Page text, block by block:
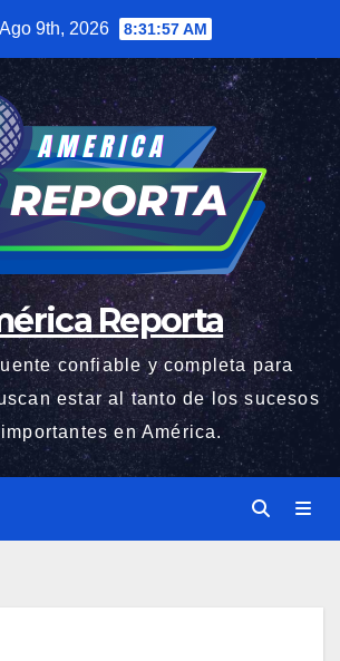
9th, 2026 8:31:58 AM
Reporta
confiable y completa para
estar al tanto de los sucesos
en América.